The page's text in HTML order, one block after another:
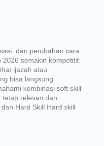
dan perubahan cara
semakin kompetitif.
ijazah atau
bisa langsung
kombinasi soft skill
relevan dan
Hard Skill Hard skill